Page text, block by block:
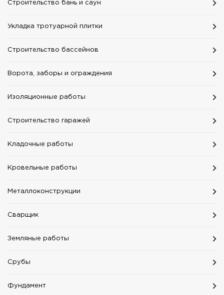
Строительство бань и саун
Укладка тротуарной плитки
Строительство бассейнов
Ворота, заборы и ограждения
Изоляционные работы
Строительство гаражей
Кладочные работы
Кровельные работы
Mеталлоконструкции
Сварщик
Земляные работы
Срубы
Фундамент